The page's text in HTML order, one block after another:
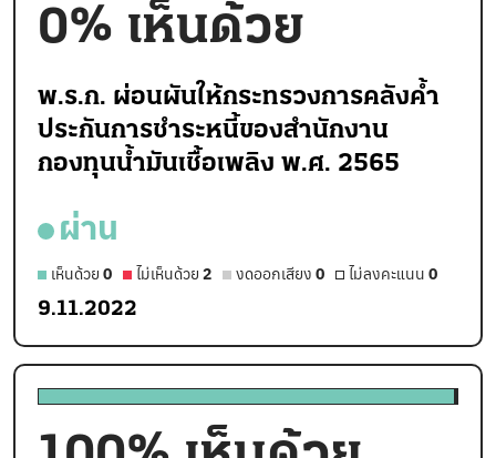
0% เห็นด้วย
พ.ร.ก. ผ่อนผันให้กระทรวงการคลังค้ำ
ประกันการชำระหนี้ของสำนักงาน
กองทุนน้ำมันเชื้อเพลิง พ.ศ. 2565
ผ่าน
เห็นด้วย 0 ไม่เห็นด้วย 2 งดออกเสียง 0 ไม่ลงคะแนน 0
9.11.2022